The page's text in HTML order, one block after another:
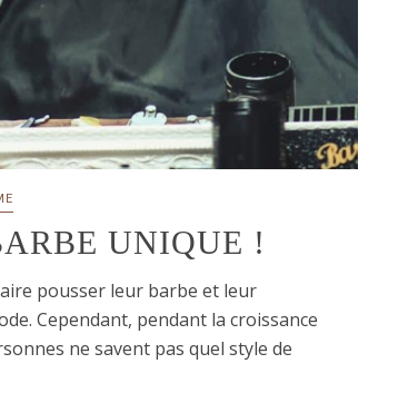
UNIQUE !
pousser leur barbe et leur
Cependant, pendant la croissance
ne savent pas quel style de